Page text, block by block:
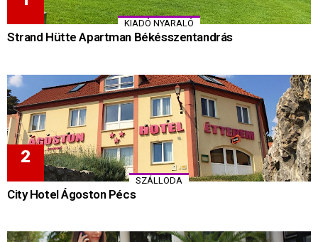
KIADÓ NYARALÓ
Strand Hütte Apartman Békésszentandrás
SZÁLLODA
City Hotel Ágoston Pécs